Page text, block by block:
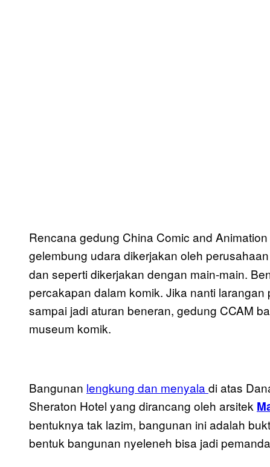
Rencana gedung China Comic and
gelembung udara dikerjakan oleh
dan seperti dikerjakan dengan main-main.
percakapan dalam komik. Jika nanti
sampai jadi aturan beneran, gedung CCAM
museum komik.
Bangunan lengkung dan menyala di atas
Sheraton Hotel yang dirancang oleh arsitek
bentuknya tak lazim, bangunan ini adalah
bentuk bangunan nyeleneh bisa jadi